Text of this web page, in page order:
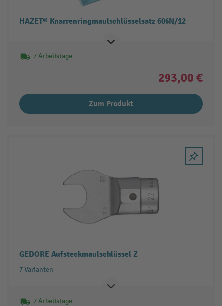
HAZET® Knarrenringmaulschlüsselsatz 606N/12
7 Arbeitstage
293,00 €
Zum Produkt
GEDORE Aufsteckmaulschlüssel Z
7 Varianten
7 Arbeitstage